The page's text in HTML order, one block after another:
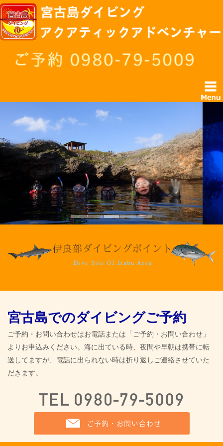
宮古島でのダイビングご予約
ご予約・お問い合わせはお電話または「ご予約・お問い合わせ」
よりお申込みください。海に出ている時、夜間や早朝は携帯に転
送してますが、電話に出られない時は折り返しご連絡させていた
だきます。